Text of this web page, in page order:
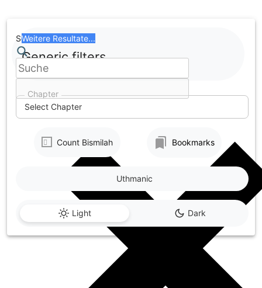
to
content
Chapter
Select Chapter
Search
Weitere Resultate...
Generic filters
Count Bismilah Bookmarks
Light Dark
Uthmanic